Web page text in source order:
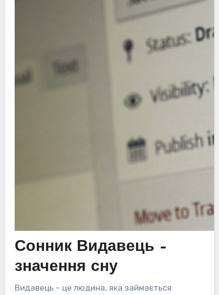
Сонник Видавець –
значення сну
Видавець – це людина, яка займається